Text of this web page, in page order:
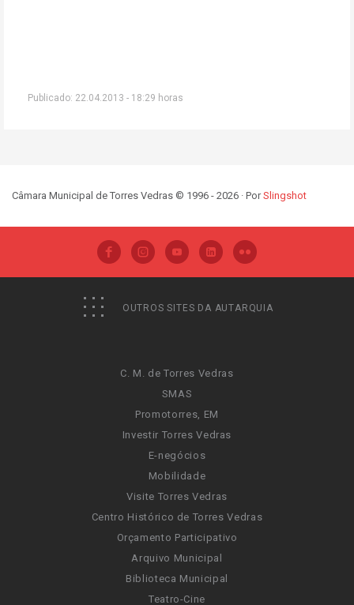
Publicado: 22.04.2013 - 18:29 horas
Câmara Municipal de Torres Vedras © 1996 - 2026 · PorSlingshot
OUTROS SITES DA AUTARQUIA
C. M. de Torres Vedras
SMAS
Promotorres, EM
Investir Torres Vedras
E-negócios
Mobilidade
Visite Torres Vedras
Centro Histórico de Torres Vedras
Orçamento Participativo
Arquivo Municipal
Biblioteca Municipal
Teatro-Cine